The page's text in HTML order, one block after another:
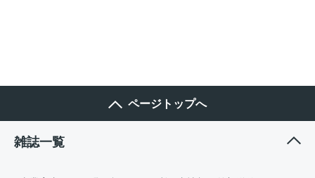
ページトップへ
雑誌一覧